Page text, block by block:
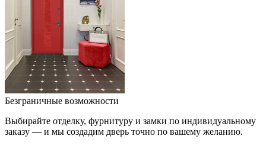
Безграничные возможности
Выбирайте отделку, фурнитуру и замки по индивидуальному
заказу — и мы создадим дверь точно по вашему желанию.